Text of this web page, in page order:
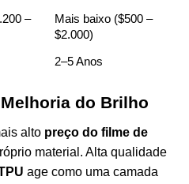
–
Mais baixo ($500 –
$2.000)
2–5 Anos
do Brilho
alto preço do filme de
material. Alta qualidade
age como uma camada